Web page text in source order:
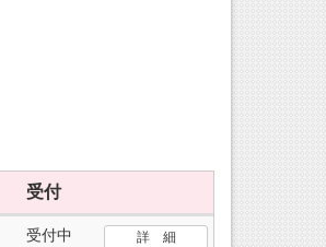
受付
受付中 詳 細